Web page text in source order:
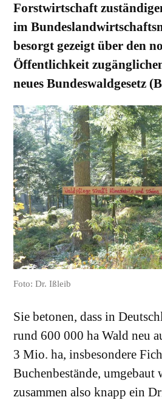
Forstwirtschaft
im
besorgt gezeigt über den
Öffentlichkeit
neues Bundeswaldgesetz
Foto: Dr. Ißleib
Sie betonen, dass in
rund 600 000 ha Wald neu
3 Mio. ha, insbesondere
Buchenbestände, umgebaut
zusammen also knapp ein